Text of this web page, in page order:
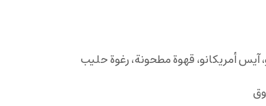
آيس أمريكانو، قهوة مطحونة، رغوة حليب